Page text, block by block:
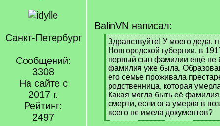
Санкт-Петербург
Сообщений:
3308
На сайте с
2017 г.
Рейтинг:
2497
BalinVN написал:
[
q
]
Здравствуйте! У моего деда,
Новгородской губернии, в
первый сын фамилии ещё не
фамилия уже была.
его семье проживала
родственница, которая
Какая могла быть её фамилия
смерти, если она умерла в
всего не имела документов?
[